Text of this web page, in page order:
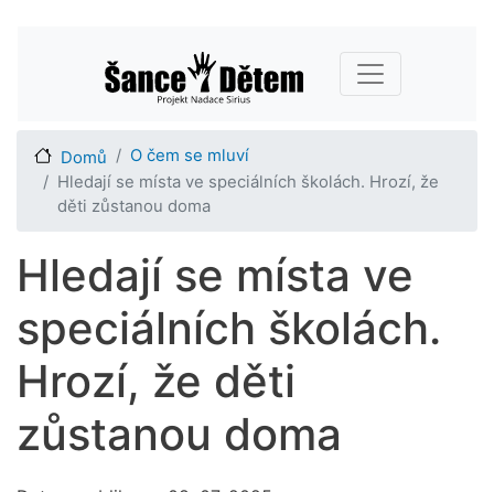
hlavnímu
obsahu
Main navigation
Domů
O čem se mluví
Hledají se místa ve speciálních školách. Hrozí, že
děti zůstanou doma
Hledají se místa ve
speciálních školách.
Hrozí, že děti
zůstanou doma